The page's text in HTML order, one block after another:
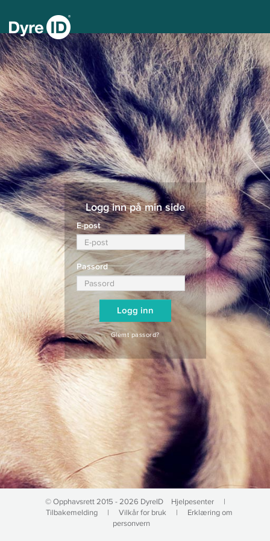
Logg inn på min side
E-post
Passord
Glemt passord?
© Opphavsrett 2015 - 2026 DyreID Hjelpesenter
|
Tilbakemelding
| Vilkår for bruk |
Erklæring om
personvern